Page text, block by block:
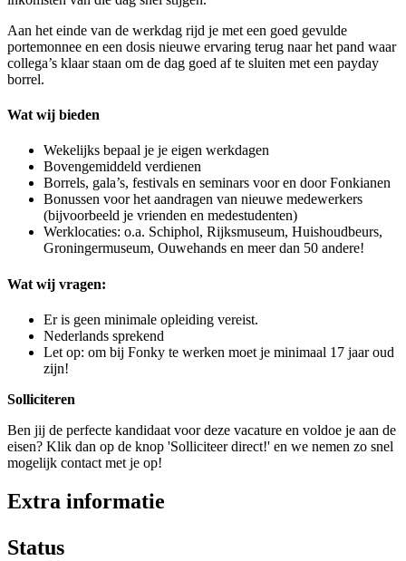
Aan het einde van de werkdag rijd je met een goed gevulde
portemonnee en een dosis nieuwe ervaring terug naar het pand waar
collega’s klaar staan om de dag goed af te sluiten met een payday
borrel.
Wat wij bieden
Wekelijks bepaal je je eigen werkdagen
Bovengemiddeld verdienen
Borrels, gala’s, festivals en seminars voor en door Fonkianen
Bonussen voor het aandragen van nieuwe medewerkers
(bijvoorbeeld je vrienden en medestudenten)
Werklocaties: o.a. Schiphol, Rijksmuseum, Huishoudbeurs,
Groningermuseum, Ouwehands en meer dan 50 andere!
Wat wij vragen:
Er is geen minimale opleiding vereist.
Nederlands sprekend
Let op: om bij Fonky te werken moet je minimaal 17 jaar oud
zijn!
Solliciteren
Ben jij de perfecte kandidaat voor deze vacature en voldoe je aan de
eisen? Klik dan op de knop 'Solliciteer direct!' en we nemen zo snel
mogelijk contact met je op!
Extra informatie
Status